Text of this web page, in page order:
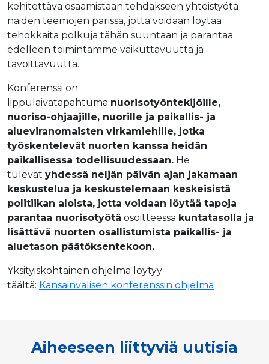
kehitettävä osaamistaan tehdäkseen yhteistyötä
näiden teemojen parissa, jotta voidaan löytää
tehokkaita polkuja tähän suuntaan ja parantaa
edelleen toimintamme vaikuttavuutta ja
tavoittavuutta.
Konferenssi on
lippulaivatapahtuma nuorisotyöntekijöille,
nuoriso-ohjaajille, nuorille ja paikallis- ja
alueviranomaisten virkamiehille, jotka
työskentelevät nuorten kanssa heidän
paikallisessa todellisuudessaan. He
tulevat yhdessä neljän päivän ajan jakamaan
keskustelua ja keskustelemaan keskeisistä
politiikan aloista, jotta voidaan löytää tapoja
parantaa nuorisotyötä osoitteessa kuntatasolla ja
lisättävä nuorten osallistumista paikallis- ja
aluetason päätöksentekoon.
Yksityiskohtainen ohjelma löytyy
täältä: Kansainvälisen konferenssin ohjelma
Aiheeseen liittyviä uutisia